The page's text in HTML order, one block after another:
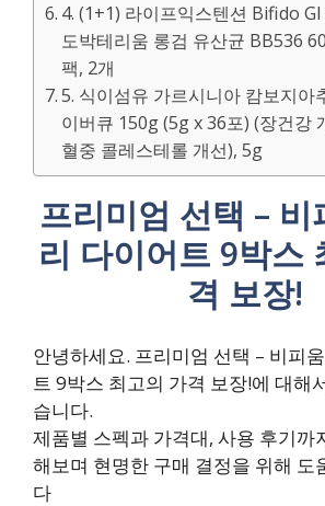
4. (1+1) 라이프익스텐션 Bifido
도박테리움 롱검 유산균 BB536
팩, 2개
5. 식이섬유 가르시니아 캄보지아
이버큐 150g (5g x 36포) (장건강
혈중 콜레스테롤 개선), 5g
프리미엄 선택 – 비
리 다이어트 9박스
격 보장!
안녕하세요. 프리미엄 선택 – 비피
트 9박스 최고의 가격 보장!에 대해
습니다.
제품별 스펙과 가격대, 사용 후기까
해보며 현명한 구매 결정을 위해 도
다